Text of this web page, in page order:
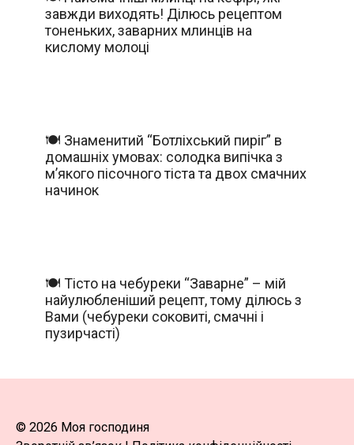
завжди виходять! Ділюсь рецептом
тоненьких, заварних млинців на
кислому молоці
🍽️ Знаменитий “Ботліхський пиріг” в
домашніх умовах: солодка випічка з
м’якого пісочного тіста та двох смачних
начинок
🍽️ Тісто на чебуреки “Заварне” – мій
найулюбленіший рецепт, тому ділюсь з
Вами (чебуреки соковиті, смачні і
пузирчасті)
© 2026 Моя господиня